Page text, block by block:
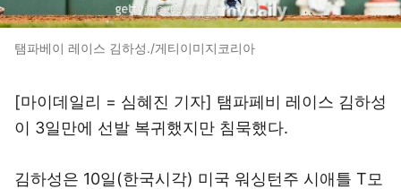
탬파베이 레이스 김하성./게티이미지코리아
[마이데일리 = 심혜진 기자] 탬파페비 레이스 김하성
이 3일만에 선발 복귀했지만 침묵했다.
김하성은 10일(한국시각) 미국 워싱턴주 시애틀 T모